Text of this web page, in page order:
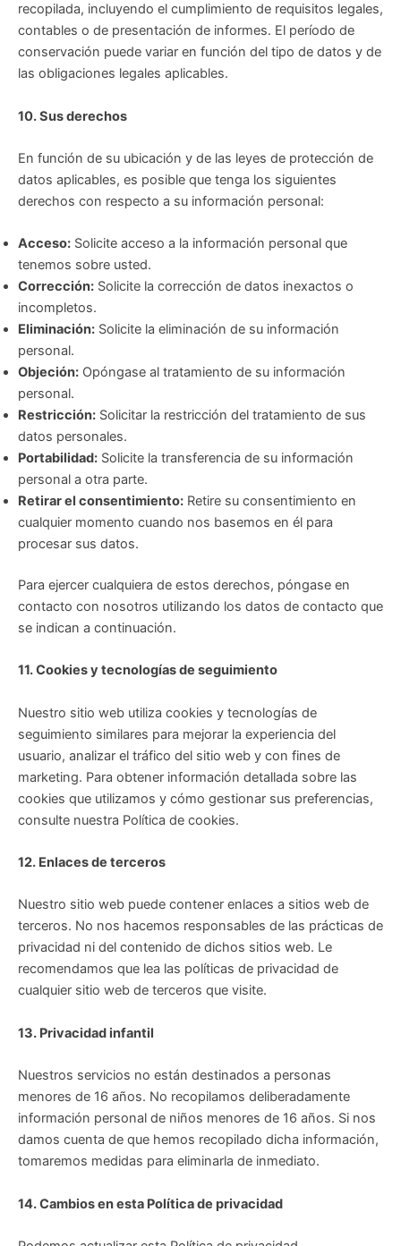
recopilada, incluyendo el cumplimiento de requisitos legales,
contables o de presentación de informes. El período de
conservación puede variar en función del tipo de datos y de
las obligaciones legales aplicables.
10. Sus derechos
En función de su ubicación y de las leyes de protección de
datos aplicables, es posible que tenga los siguientes
derechos con respecto a su información personal:
Acceso: Solicite acceso a la información personal que
tenemos sobre usted.
Corrección: Solicite la corrección de datos inexactos o
incompletos.
Eliminación: Solicite la eliminación de su información
personal.
Objeción: Opóngase al tratamiento de su información
personal.
Restricción: Solicitar la restricción del tratamiento de sus
datos personales.
Portabilidad: Solicite la transferencia de su información
personal a otra parte.
Retirar el consentimiento: Retire su consentimiento en
cualquier momento cuando nos basemos en él para
procesar sus datos.
Para ejercer cualquiera de estos derechos, póngase en
contacto con nosotros utilizando los datos de contacto que
se indican a continuación.
11. Cookies y tecnologías de seguimiento
Nuestro sitio web utiliza cookies y tecnologías de
seguimiento similares para mejorar la experiencia del
usuario, analizar el tráfico del sitio web y con fines de
marketing. Para obtener información detallada sobre las
cookies que utilizamos y cómo gestionar sus preferencias,
consulte nuestra Política de cookies.
12. Enlaces de terceros
Nuestro sitio web puede contener enlaces a sitios web de
terceros. No nos hacemos responsables de las prácticas de
privacidad ni del contenido de dichos sitios web. Le
recomendamos que lea las políticas de privacidad de
cualquier sitio web de terceros que visite.
13. Privacidad infantil
Nuestros servicios no están destinados a personas
menores de 16 años. No recopilamos deliberadamente
información personal de niños menores de 16 años. Si nos
damos cuenta de que hemos recopilado dicha información,
tomaremos medidas para eliminarla de inmediato.
14. Cambios en esta Política de privacidad